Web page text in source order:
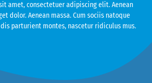
amet, consectetuer adipiscing elit. Aenean
dolor. Aenean massa. Cum sociis natoque
parturient montes, nascetur ridiculus mus.